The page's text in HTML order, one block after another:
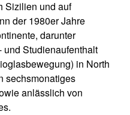
Sizilien und auf
der 1980er Jahre
darunter
Studienaufenthalt
in North
sechsmonatiges
anlässlich von